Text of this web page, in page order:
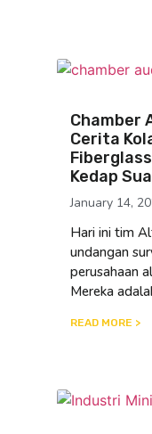
Chamber
Cerita
Kedap
January 14,
Hari ini tim
undangan
perusahaan
Mereka
READ MORE >